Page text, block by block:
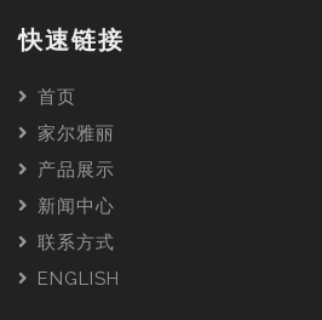
快速链接
首页
家尔雅丽
产品展示
新闻中心
联系方式
ENGLISH